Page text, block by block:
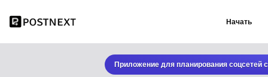
Начать
Приложение для планирования соцсетей